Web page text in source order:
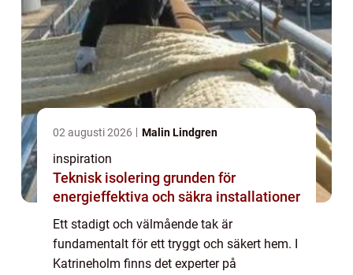
02 augusti 2026 Malin Lindgren
inspiration
Teknisk isolering grunden för
energieffektiva och säkra installationer
Ett stadigt och välmående tak är
fundamentalt för ett tryggt och säkert hem. I
Katrineholm finns det experter på